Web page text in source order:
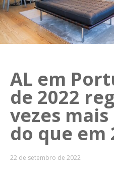
AL em
de 2022
vezes
do que em
22 de setembro de 2022